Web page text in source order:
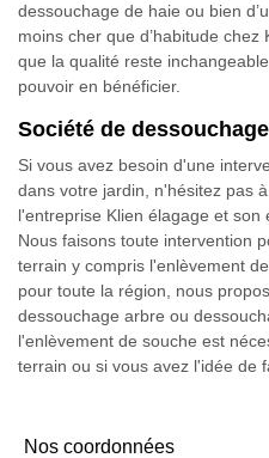
dessouchage de haie ou bien
moins cher que d’habitude
que la qualité reste
pouvoir en bénéficier.
Société de
Si vous avez besoin d'une
dans votre jardin, n'hésitez pas
l'entreprise Klien élagage et son
Nous faisons toute intervention
terrain y compris l'enlèvement
pour toute la région, nous
dessouchage arbre ou
l'enlèvement de souche est
terrain ou si vous avez l'idée de
Nos coordonnées